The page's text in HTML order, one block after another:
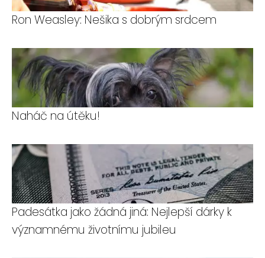
Ron Weasley: Nešika s dobrým srdcem
Naháč na útěku!
Padesátka jako žádná jiná: Nejlepší dárky k
významnému životnímu jubileu